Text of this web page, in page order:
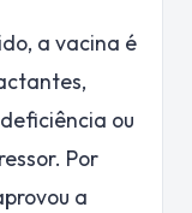
a vacina é
ou
Por
a